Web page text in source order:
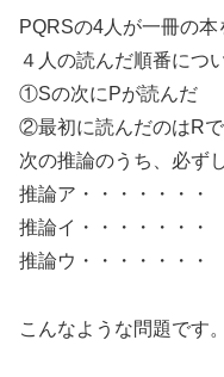
PQRSの4人が一冊の
４人の読んだ順番につ
①Sの次にPが読んだ
②最初に読んだのはR
次の推論のうち、必ず
推論ア・・・・・・・
推論イ・・・・・・・
推論ウ・・・・・・・
こんなような問題です。